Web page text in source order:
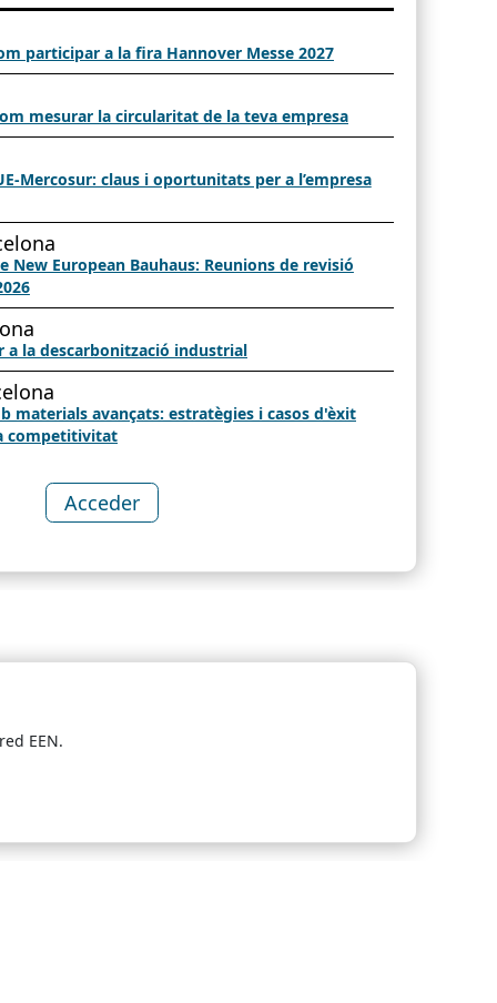
participar a la fira Hannover Messe 2027
mesurar la circularitat de la teva empresa
Mercosur: claus i oportunitats per a l’empresa
New European Bauhaus: Reunions de revisió
a la descarbonització industrial
materials avançats: estratègies i casos d'èxit
competitivitat
Acceder
EEN.